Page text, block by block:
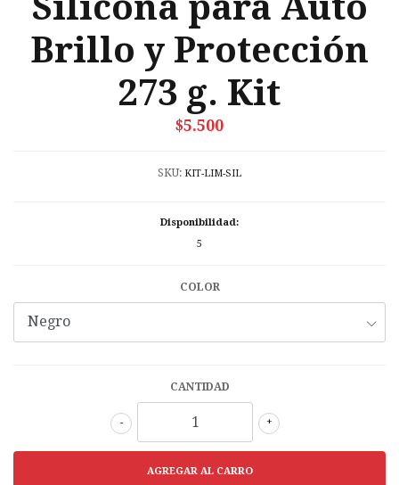
Brillo y Protección
273 g. Kit
$5.500
SKU: KIT-LIM-SIL
Disponibilidad:
5
COLOR
CANTIDAD
+
-